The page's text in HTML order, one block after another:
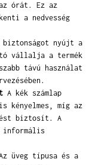
órát. Ez az
a nedvesség
biztonságot nyújt a
vállalja a termék
távú használat
A kék számlap
kényelmes, míg az
biztosít. A
üveg típusa és a